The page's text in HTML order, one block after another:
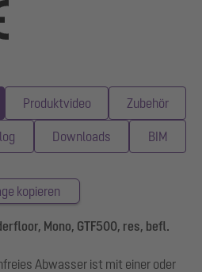
Produktvideo Zubehör
Downloads BIM
kopieren
Mono, GTF500, res, befl.
Abwasser ist mit einer oder